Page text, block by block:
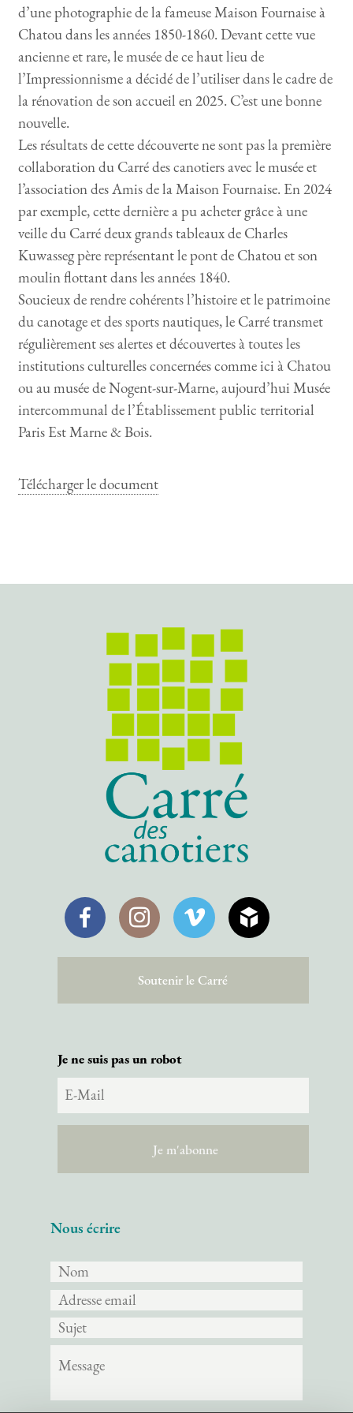
d’une photographie de la fameuse Maison Fournaise à
Chatou dans les années 1850-1860. Devant cette vue
ancienne et rare, le musée de ce haut lieu de
l’Impressionnisme a décidé de l’utiliser dans le cadre de
la rénovation de son accueil en 2025. C’est une bonne
nouvelle.
Les résultats de cette découverte ne sont pas la première
collaboration du Carré des canotiers avec le musée et
l’association des Amis de la Maison Fournaise. En 2024
par exemple, cette dernière a pu acheter grâce à une
veille du Carré deux grands tableaux de Charles
Kuwasseg père représentant le pont de Chatou et son
moulin flottant dans les années 1840.
Soucieux de rendre cohérents l’histoire et le patrimoine
du canotage et des sports nautiques, le Carré transmet
régulièrement ses alertes et découvertes à toutes les
institutions culturelles concernées comme ici à Chatou
ou au musée de Nogent-sur-Marne, aujourd’hui Musée
intercommunal de l’Établissement public territorial
Paris Est Marne & Bois.
Télécharger le document
Soutenir le Carré
Je ne suis pas un robot
Nous écrire